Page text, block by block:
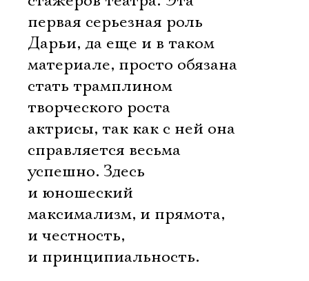
первая серьезная роль
Дарьи, да еще и в таком
материале, просто обязана
стать трамплином
творческого роста
актрисы, так как с ней она
справляется весьма
успешно. Здесь
и юношеский
максимализм, и прямота,
и честность,
и принципиальность.